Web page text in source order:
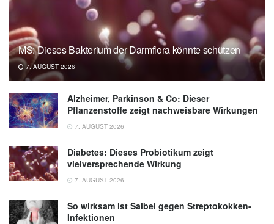
16.01.2020),
Antioxidants
MS: Dieses Bakterium der Darmflora könnte schützen
7. AUGUST 2026
Alzheimer, Parkinson & Co: Dieser
Pflanzenstoffe zeigt nachweisbare Wirkungen
7. AUGUST 2026
Diabetes: Dieses Probiotikum zeigt
vielversprechende Wirkung
7. AUGUST 2026
So wirksam ist Salbei gegen Streptokokken-
Infektionen